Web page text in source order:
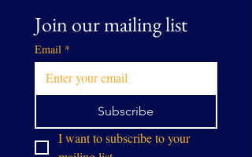
Join our mailing list
Email *
Subscribe
I want to subscribe to your